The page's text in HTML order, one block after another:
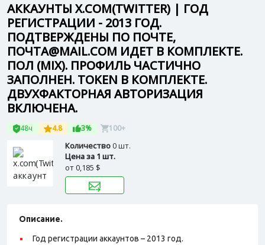
АККАУНТЫ X.COM(TWITTER) | ГОД
РЕГИСТРАЦИИ - 2013 ГОД.
ПОДТВЕРЖДЕНЫ ПО ПОЧТЕ,
ПОЧТА@MAIL.COM ИДЕТ В КОМПЛЕКТЕ.
ПОЛ (MIX). ПРОФИЛЬ ЧАСТИЧНО
ЗАПОЛНЕН. TOKEN В КОМПЛЕКТЕ.
ДВУХФАКТОРНАЯ АВТОРИЗАЦИЯ
ВКЛЮЧЕНА.
48ч 4.8 3% 100+
Количество0 шт.
Цена за 1 шт.
от0,185 $
Описание.
Год регистрации аккаунтов – 2013 год.